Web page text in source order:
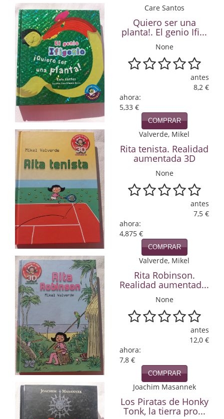
Ensayo
Ensayo literario
Filosofía
Física y Química
Física y química
Guerra Civil Española
Historia
historia
Infantil y juvenil
Infantil y juvenil. Nuevo!!
Infantil y juvenil. Nuevo!!!
Informática
Literatura fantástica
Literatura hispanoamericana
Local
Mafia y espionaje
Matemáticas
Medicina
Música
Naturaleza
Care Santos
Quiero ser una
planta!. El genio Ifi...
None
antes
8,2 €
ahora:
5,33 €
COMPRAR
Valverde, Mikel
Rita tenista. Realidad
aumentada 3D
None
antes
7,5 €
ahora:
4,875 €
COMPRAR
Valverde, Mikel
Rita Robinson.
Realidad aumentad...
None
antes
12,0 €
ahora:
7,8 €
COMPRAR
Joachim Masannek
Los Piratas de Honky
Tonk, la tierra pro...